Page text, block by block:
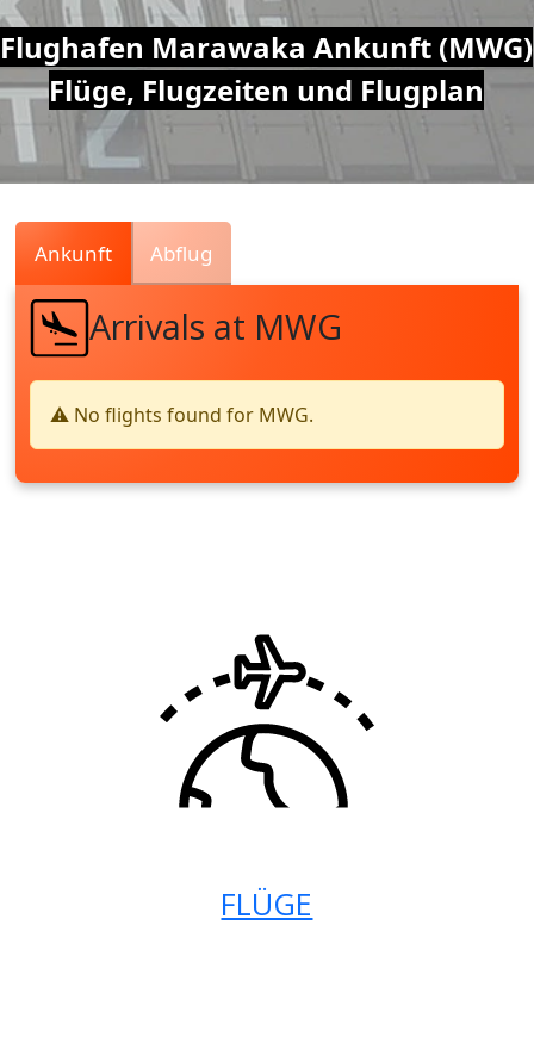
Air
Traffic
Live
Flughafen Marawaka Ankunft (MWG)
Flüge, Flugzeiten und Flugplan
Ankunft Abflug
Arrivals at MWG
⚠️ No flights found for MWG.
FLÜGE